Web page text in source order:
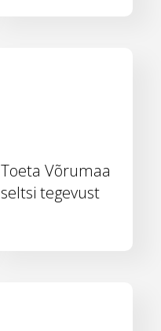
Toeta Võrumaa
seltsi tegevust